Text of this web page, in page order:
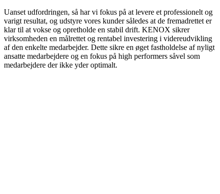
Uanset udfordringen, så har vi fokus på at levere et professionelt og
varigt resultat, og udstyre vores kunder således at de fremadrettet er
klar til at vokse og opretholde en stabil drift. KENOX sikrer
virksomheden en målrettet og rentabel investering i videreudvikling
af den enkelte medarbejder. Dette sikre en øget fastholdelse af nyligt
ansatte medarbejdere og en fokus på high performers såvel som
medarbejdere der ikke yder optimalt.